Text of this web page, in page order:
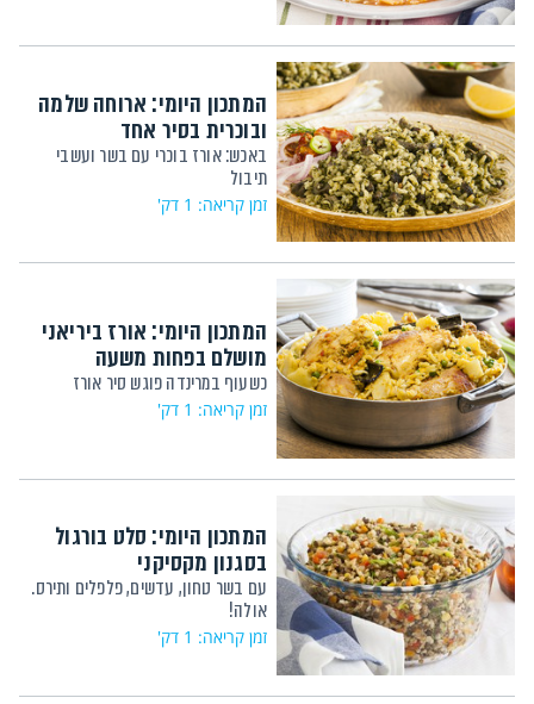
המתכון היומי: ארוחה שלמה
ובוכרית בסיר אחד
באכש: אורז בוכרי עם בשר ועשבי
תיבול
זמן קריאה: 1 דק'
המתכון היומי: אורז ביריאני
מושלם בפחות משעה
כשעוף במרינדה פוגש סיר אורז
זמן קריאה: 1 דק'
המתכון היומי: סלט בורגול
בסגנון מקסיקני
עם בשר טחון, עדשים, פלפלים ותירס.
אולה!
זמן קריאה: 1 דק'